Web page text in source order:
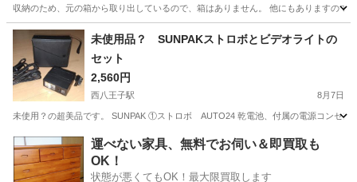
収納のため、元の箱から取り出しているので、箱はありません。 他にもありますので
東京 世田谷区 その他
未使用品？ SUNPAKストロボとビデオライトの
セット
2,560円
西八王子駅 8月7日
未使用？の超美品です。 SUNPAK ①ストロボ AUTO24 乾電池、付属の電源コンセ
東京 八王子市 西八王子駅 カメラ SUNPAK
運べない家具、無料でお伺い＆即買取も
OK！
状態が悪くてもOK！最大限買取します